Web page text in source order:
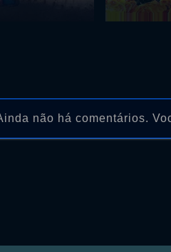
não há comentários.